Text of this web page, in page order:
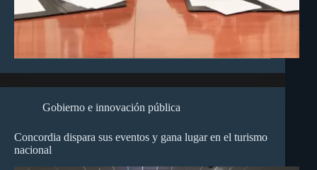
Gobierno e innovación pública
Concordia dispara sus eventos y gana lugar en el turismo
nacional